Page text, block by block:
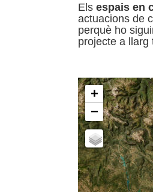
Els espais en
actuacions de
perquè ho
projecte a llarg
+
−